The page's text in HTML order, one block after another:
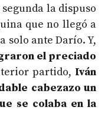
la dispuso
que no llegó a
solo ante Darío. Y,
el preciado
partido, Iván
cabezazo un
se colaba en la